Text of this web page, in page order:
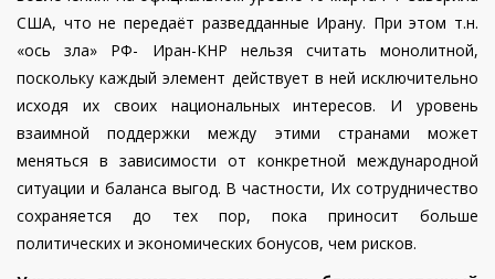
США, что не передаёт разведданные Ирану. При этом т.н.
«ось зла» РФ- Иран-КНР нельзя считать монолитной,
поскольку каждый элемент действует в ней исключительно
исходя их своих национальных интересов. И уровень
взаимной поддержки между этими странами может
меняться в зависимости от конкретной международной
ситуации и баланса выгод. В частности, Их сотрудничество
сохраняется до тех пор, пока приносит больше
политических и экономических бонусов, чем рисков.